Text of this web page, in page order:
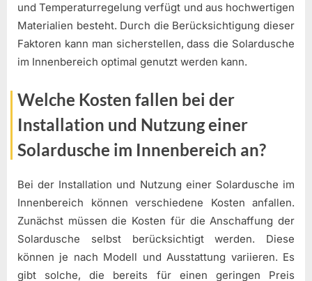
und Temperaturregelung verfügt und aus hochwertigen
Materialien besteht. Durch die Berücksichtigung dieser
Faktoren kann man sicherstellen, dass die Solardusche
im Innenbereich optimal genutzt werden kann.
Welche Kosten fallen bei der
Installation und Nutzung einer
Solardusche im Innenbereich an?
Bei der Installation und Nutzung einer Solardusche im
Innenbereich können verschiedene Kosten anfallen.
Zunächst müssen die Kosten für die Anschaffung der
Solardusche selbst berücksichtigt werden. Diese
können je nach Modell und Ausstattung variieren. Es
gibt solche, die bereits für einen geringen Preis